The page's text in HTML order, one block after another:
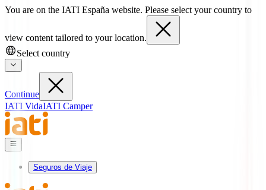
You are on the IATI España website. Please select your country to
view content tailored to your location.
Select country
Continue
IATI VidaIATI Camper
Seguros de Viaje